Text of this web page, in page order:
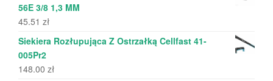
56E 3/8 1,3 MM
45.51 zł
Siekiera Rozłupująca Z Ostrzałką Cellfast 41-
005Pr2
148.00 zł